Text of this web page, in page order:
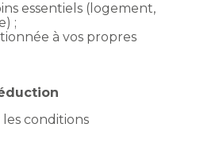
essentiels (logement,
;
à vos propres
les conditions